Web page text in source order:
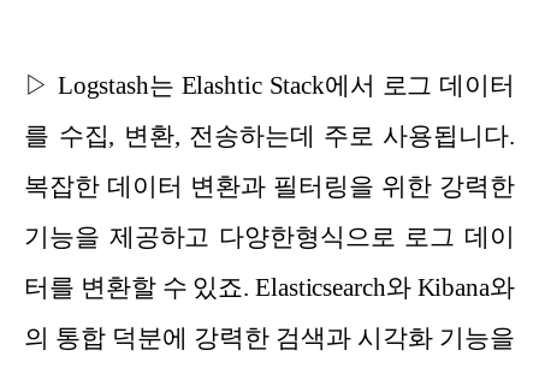
▷ Logstash는 Elashtic Stack에서 로그 데이터
를 수집, 변환, 전송하는데 주로 사용됩니다.
복잡한 데이터 변환과 필터링을 위한 강력한
기능을 제공하고 다양한형식으로 로그 데이
터를 변환할 수 있죠. Elasticsearch와 Kibana와
의 통합 덕분에 강력한 검색과 시각화 기능을